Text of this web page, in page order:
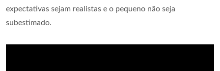
expectativas sejam realistas e o pequeno não seja
subestimado.